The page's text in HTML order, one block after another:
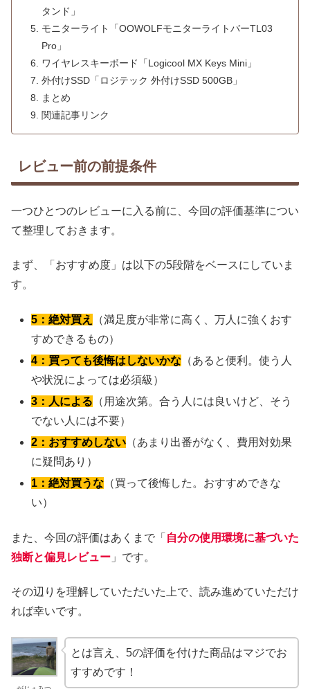
タンド」
モニターライト「OOWOLFモニターライトバーTL03
Pro」
ワイヤレスキーボード「Logicool MX Keys Mini」
外付けSSD「ロジテック 外付けSSD 500GB」
まとめ
関連記事リンク
レビュー前の前提条件
一つひとつのレビューに入る前に、今回の評価基準につい
て整理しておきます。
まず、「おすすめ度」は以下の5段階をベースにしていま
す。
5：絶対買え
（満足度が非常に高く、万人に強くおす
すめできるもの）
4：買っても後悔はしないかな （あると便利。使う人
や状況によっては必須級）
3：人による （用途次第。合う人には良いけど、そう
でない人には不要）
2：おすすめしない （あまり出番がなく、費用対効果
に疑問あり）
1：絶対買うな （買って後悔した。おすすめできな
い）
また、今回の評価はあくまで「 自分の使用環境に基づいた
独断と偏見レビュー 」です。
その辺りを理解していただいた上で、読み進めていただけ
れば幸いです。
とは言え、5の評価を付けた商品はマジでお
すすめです！